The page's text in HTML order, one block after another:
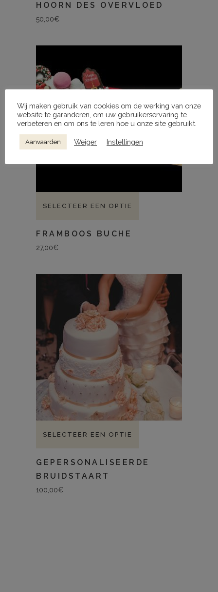
HOORN DES OVERVLOED
50,00€
SELECTEER EEN OPTIE
FRAMBOOS BUCHE
27,00€
SELECTEER EEN OPTIE
GEPERSONALISEERDE
BRUIDSTAART
100,00€
Wij maken gebruik van cookies om de werking van onze
website te garanderen, om uw gebruikerservaring te
verbeteren en om ons te leren hoe u onze site gebruikt.
Aanvaarden Weiger Instellingen